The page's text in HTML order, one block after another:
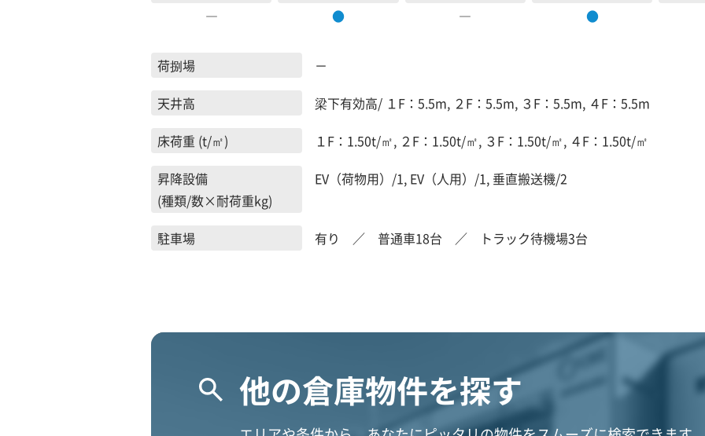
―
●
―
●
荷捌場
－
天井高
梁下有効高/ １F：5.5m, ２F：5.5m, ３F：5.5m, ４F：5.5m
床荷重 (t/㎡)
１F：1.50t/㎡, ２F：1.50t/㎡, ３F：1.50t/㎡, ４F：1.50t/㎡
昇降設備
(種類/数×耐荷重kg)
EV（荷物用）/1, EV（人用）/1, 垂直搬送機/2
駐車場 有り ／ 普通車18台 ／ トラック待機場3台
他の倉庫物件を探す